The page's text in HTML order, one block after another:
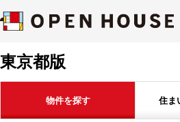
東京都版
物件を探す 住ま